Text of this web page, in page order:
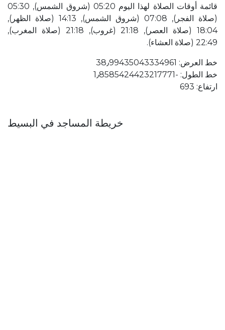
قائمة أوقات الصلاة لهذا اليوم 05:20 (شروق الشمس), 05:30
(صلاة الفجر), 07:08 (شروق الشمس), 14:13 (صلاة الظهر),
18:04 (صلاة العصر), 21:18 (غروب), 21:18 (صلاة المغرب),
22:49 (صلاة العشاء).
خط العرض: 38٫99435043334961
خط الطول: ؜-1٫8585424423217771
ارتفاع: 693
خريطة المساجد في البسيط